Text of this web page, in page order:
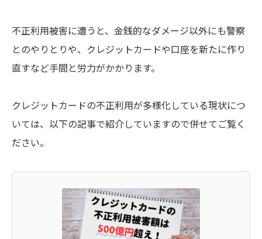
不正利用被害に遭うと、金銭的なダメージ以外にも警察
とのやりとりや、クレジットカードや口座を新たに作り
直すなど手間と労力がかかります。
クレジットカードの不正利用が多様化している現状につ
いては、以下の記事で紹介していますので併せてご覧く
ださい。